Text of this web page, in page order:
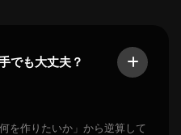
でも大丈夫？
を作りたいか」から逆算して